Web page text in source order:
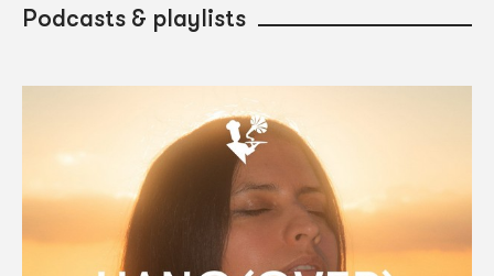
Podcasts & playlists